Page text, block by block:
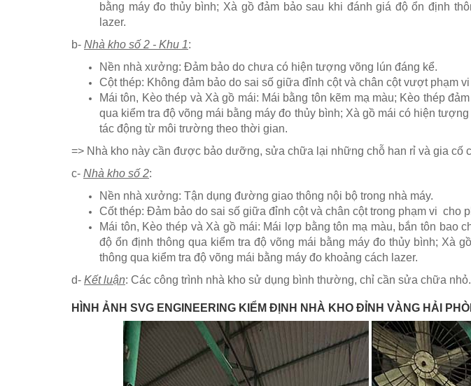
bằng máy đo thủy bình; Xà gồ đảm bảo sau khi đánh giá độ ổn định
lazer.
b- Nhà kho số 2 - Khu 1:
Nền nhà xưởng: Đảm bảo do chưa có hiện tượng võng lún đáng kể.
Cột thép: Không đảm bảo do sai số giữa đỉnh cột và chân cột vượt phạm
Mái tôn, Kèo thép và Xà gồ mái: Mái bằng tôn kẽm mạ màu; Kèo thép
qua kiểm tra độ võng mái bằng máy đo thủy bình; Xà gồ mái có hiện
tác động từ môi trường theo thời gian.
​=> Nhà kho này cần được bảo dưỡng, sửa chữa lại những chỗ han rỉ và gia cố
​c- Nhà kho số 2:
Nền nhà xưởng: Tận dụng đường giao thông nội bộ trong nhà máy.
Cốt thép: Đảm bảo do sai số giữa đỉnh cột và chân cột trong phạm vi cho
Mái tôn, Kèo thép và Xà gồ mái: Mái lợp bằng tôn mạ màu, bắn tôn bao
độ ổn định thông qua kiểm tra độ võng mái bằng máy đo thủy bình; Xà
thông qua kiểm tra độ võng mái bằng máy đo khoảng cách lazer.
d- Kết luận: Các công trình nhà kho sử dụng bình thường, chỉ cần sửa chữa
HÌNH ẢNH SVG ENGINEERING KIỂM ĐỊNH NHÀ KHO ĐỈNH VÀNG HẢI